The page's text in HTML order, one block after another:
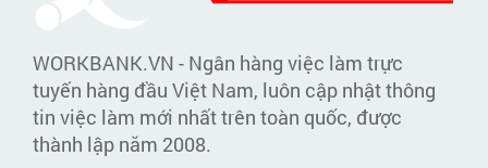
WORKBANK.VN - Ngân hàng việc làm trực
tuyến hàng đầu Việt Nam, luôn cập nhật thông
tin việc làm mới nhất trên toàn quốc, được
thành lập năm 2008.